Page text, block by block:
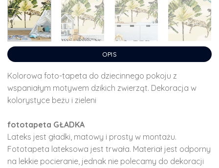
OPIS
Kolorowa foto-tapeta do dziecinnego pokoju z
wspaniałym motywem dzikich zwierząt. Dekoracja w
kolorystyce beżu i zieleni
fototapeta GŁADKA
Lateks jest gładki, matowy i prosty w montażu.
Fototapeta lateksowa jest trwała. Materiał jest odporny
na lekkie pocieranie, jednak nie polecamy do dekoracji